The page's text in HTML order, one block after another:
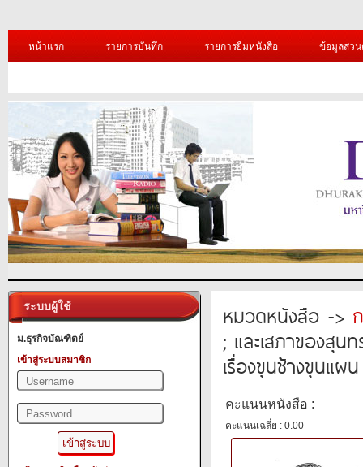
หน้าแรก รายการบันทึก รายการยืมหนังสือ ข้อมูลส่ว
ระบบผู้ใช้
ม.ธุรกิจบัณฑิตย์
เข้าสู่ระบบสมาชิก
หมวดหนังสือ ->
; และเสภาของสุน
เรื่องขุนช้างขุนแ
คะแนนหนังสือ :
คะแนนเฉลี่ย : 0.00